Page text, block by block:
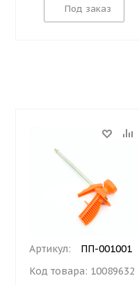
Под заказ
Артикул:
ПП-001001
Код товара: 10089632